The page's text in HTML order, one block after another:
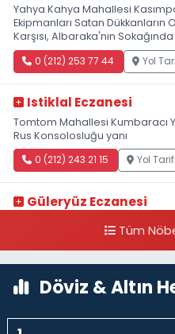
Yahya Kahya Mahallesi
Ekipmanları Satan
Karşısı, Albaraka'nın Sokağında
0 (212) 253 77 44 Yol
Istiklal Eczanesi
Tomtom Mahallesi Kumbaracı
Rus Konsolosluğu yanı
0 (212) 243 21 15 Yol
Güleryüz Eczanesi
kalaycıbahçe Meydana Doğru
Tüm
Döviz & Altın